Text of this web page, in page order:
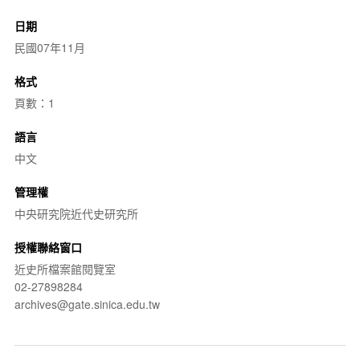
日期
民國07年11月
格式
頁數：1
語言
中文
管理權
中央研究院近代史研究所
授權聯絡窗口
近史所檔案館閱覽室
02-27898284
archives@gate.sinica.edu.tw